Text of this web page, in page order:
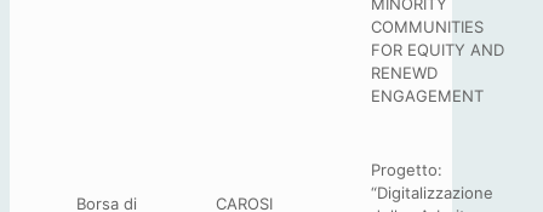
COMMUNITIES
FOR EQUITY AND
RENEWD
ENGAGEMENT
Borsa di CAROSI
Progetto:
“Digitalizzazione